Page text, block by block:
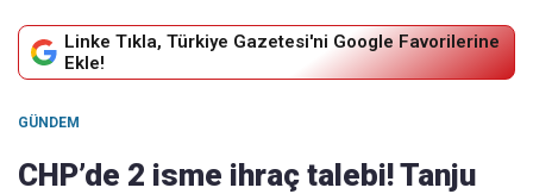
Linke Tıkla, Türkiye Gazetesi'ni Google Favorilerine
Ekle!
GÜNDEM
CHP’de 2 isme ihraç talebi! Tanju